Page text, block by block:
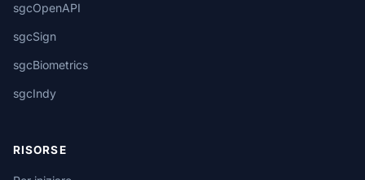
sgcOpenAPI
sgcSign
sgcBiometrics
sgcIndy
RISORSE